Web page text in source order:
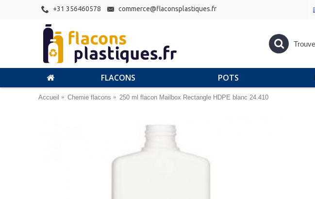
+31 356460578 commerce@flaconsplastiques.fr
FLACONS POTS
Accueil Chemie flacons 250 ml flacon Mailbox Rectangle HDPE blanc 24.410